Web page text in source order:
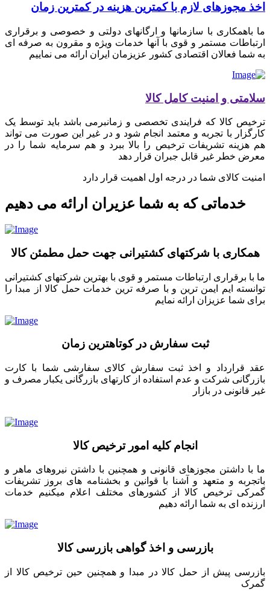
اخذ مجوزهای لازم با کمترین هزینه در کمترین زمان
ما باهمکاری با سازمانها و ارگانهای دولتی و خصوصی و برقراری
ارتباطات مستمر و قوی با آنها خدمات ویژه و مقرون به صرفه ای
به شما فعالان اقتصادی کشور عزیزمان ایران ارائه می نماییم
سلامتی و امنیت کامل کالا
ترخیص کالا که فرایندی تخصصی و زمانبرمی باشد باید توسط یک
کارگزار با تجربه و معتمد انجام شود و در غیر این صورت می تواند
هم هزینه تشریفات ترخیص را بالا ببرد و هم سرمایه شما را در
معرض خطر غیر قابل جبران قرار دهد
امنیت کالای شما در درجه اول اهمیت قرار دارد
خدماتی که به شما عزیران ارائه می دهیم
همکاری با شرکتهای کشتیرانی جهت حمل مطمئن کالا
ما با برقراری ارتباطات مستمر و قوی با بهترین شرکتهای کشتیرانی
توانسته ایم ایمن ترین و با صرفه ترین خدمات حمل کالا از مبدا را
برای شما عزیزان ارائه نمایم
ثبت سفارش در کوتاهترین زمان
عقد قرارداد و اخذ ثبت سفارش کالای سفارشی شما با کارت
بازرگانی شرکت و عدم استفاده از کارتهای بازرگانی یکبار مصرف و
غیر قانونی در بازار
انجام کلیه امور ترخیص کالا
ما با داشتن مجوزهای قانونی و همچنین با داشتن نیروهای ماهر و
باتجربه و متعهد و آشنا با قوانین و بخشنامه های بروز تشریفات
گمرکی ترخیص کالا از کشورهای مختلف اعلام میکنیم خدمات
ارزنده ای به شما ارائه دهیم
بازرسی و اخذ گواهی بازرسی کالا
بازرسی پیش از حمل کالا در مبدا و همچنین حین ترخیص کالا از
گمرک